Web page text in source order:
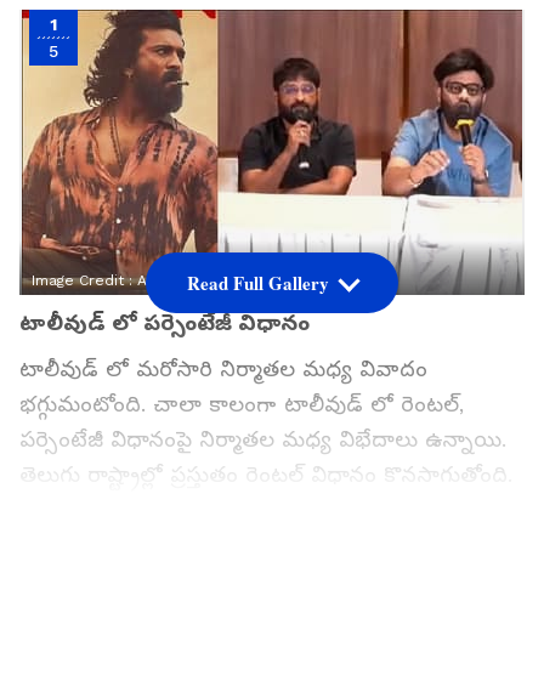
1
5
Image Credit :Asianet News
టాలీవుడ్ లో పర్సెంటేజీ విధానం
టాలీవుడ్ లో మరోసారి నిర్మాతల మధ్య వివాదం
భగ్గుమంటోంది. చాలా కాలంగా టాలీవుడ్ లో రెంటల్,
పర్సెంటేజీ విధానంపై నిర్మాతల మధ్య విభేదాలు ఉన్నాయి.
తెలుగు రాష్ట్రాల్లో ప్రస్తుతం రెంటల్ విధానం కొనసాగుతోంది.
Read Full Gallery